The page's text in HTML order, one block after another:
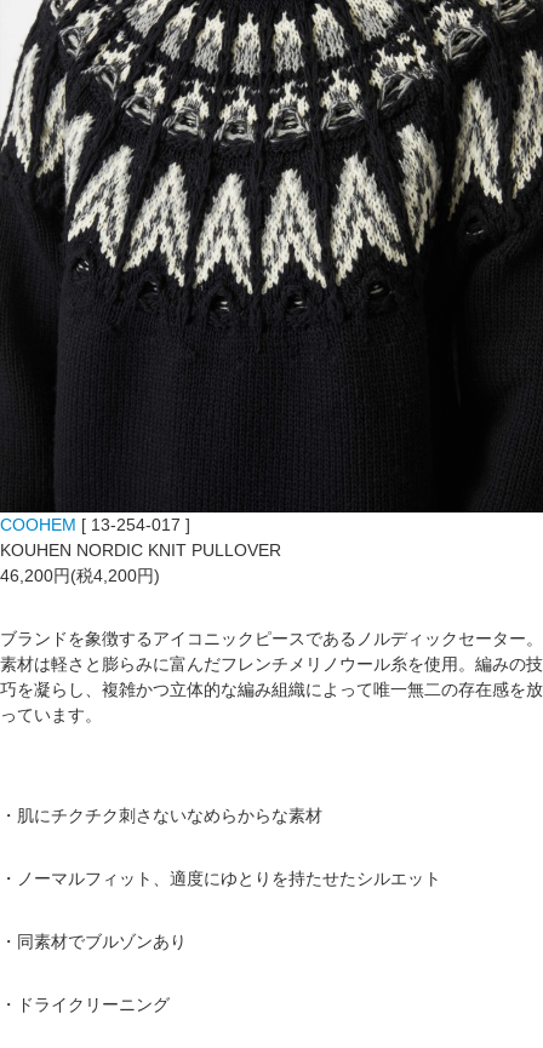
COOHEM [ 13-254-017 ]
KOUHEN NORDIC KNIT PULLOVER
46,200円(税4,200円)
ブランドを象徴するアイコニックピースであるノルディックセーター。
素材は軽さと膨らみに富んだフレンチメリノウール糸を使用。編みの技
巧を凝らし、複雑かつ立体的な編み組織によって唯一無二の存在感を放
っています。
・肌にチクチク刺さないなめらからな素材
・ノーマルフィット、適度にゆとりを持たせたシルエット
・同素材でブルゾンあり
・ドライクリーニング